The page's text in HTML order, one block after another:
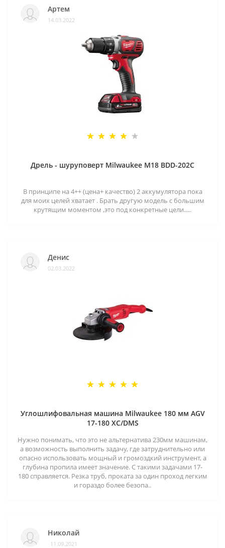
Артем
14.03.2022
Дрель - шуруповерт Milwaukee M18 BDD-202C
В принципе на 4++ (цена+ качество) 2 аккумулятора пока
для моих целей хватает . Брать другую модель с большим
крутящим моментом ,это под конкретные цели.....
Денис
02.03.2022
Углошлифовальная машина Milwaukee 180 мм AGV
17-180 XC/DMS
Нужно понимать, что это не альтернатива 230мм машинам,
а возможность выполнить задачу, где затруднительно или
опасно использовать мощный и громоздкий инструмент, а
глубина пропила имеет значение. С такими задачами 17-
180 справляется. Резка труб, проката за один проход легким
и гораздо более безопа..
Николай
11.09.2021